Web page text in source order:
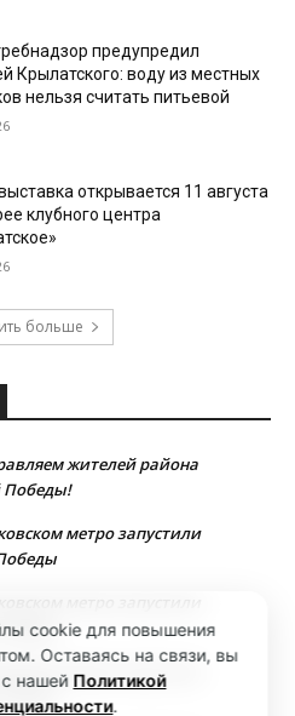
предупредил
Крылатского: воду из местных
нельзя считать питьевой
открывается 11 августа
клубного центра
больше
жителей района
Победы!
метро запустили
метро запустили
cookie для повышения
Оставаясь на связи, вы
с нашей Политикой
.